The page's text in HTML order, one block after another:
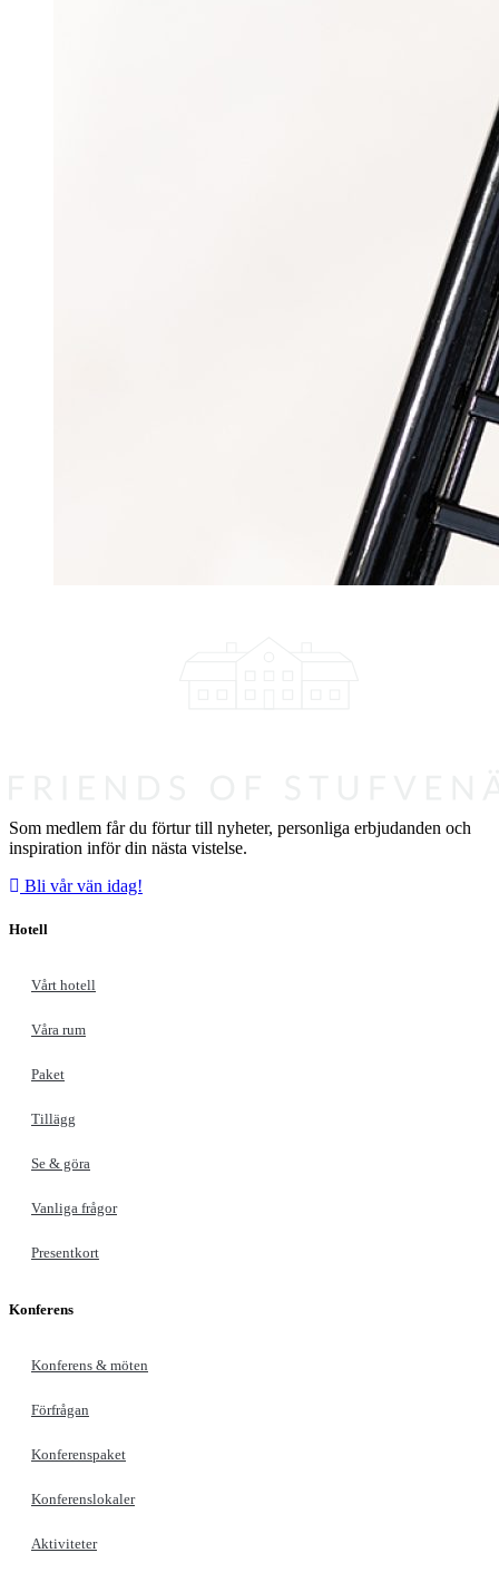
Som medlem får du förtur till nyheter, personliga erbjudanden och
inspiration inför din nästa vistelse.
Bli vår vän idag!
Hotell
Vårt hotell
Våra rum
Paket
Tillägg
Se & göra
Vanliga frågor
Presentkort
Konferens
Konferens & möten
Förfrågan
Konferenspaket
Konferenslokaler
Aktiviteter